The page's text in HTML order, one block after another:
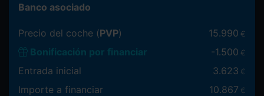
Banco asociado
Precio del coche (PVP) 15.990 €
Bonificación por financiar -1.500 €
Entrada inicial 3.623 €
Importe a financiar 10.867 €